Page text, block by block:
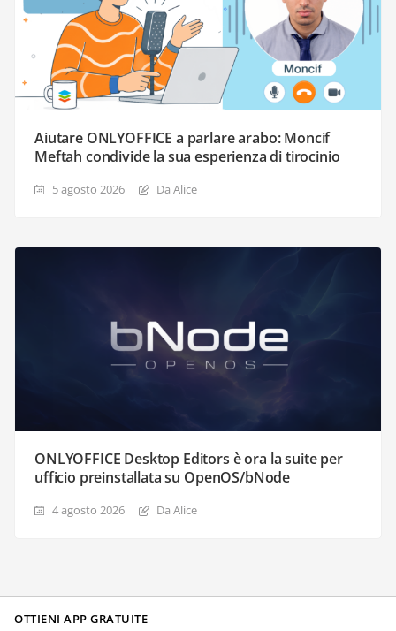
Aiutare ONLYOFFICE a parlare arabo: Moncif
Meftah condivide la sua esperienza di tirocinio
5 agosto 2026 Da Alice
ONLYOFFICE Desktop Editors è ora la suite per
ufficio preinstallata su OpenOS/bNode
4 agosto 2026 Da Alice
OTTIENI APP GRATUITE